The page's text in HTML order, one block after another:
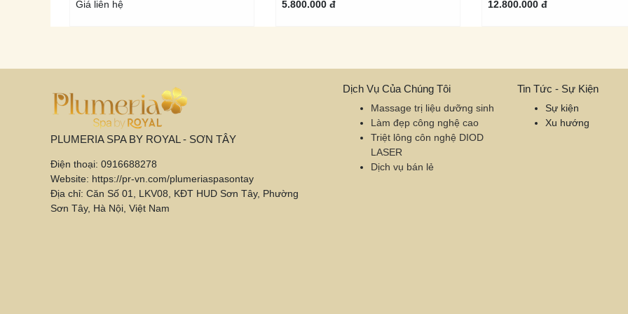
Giá liên hệ
5.800.000 đ
12.800.000 đ
PLUMERIA SPA BY ROYAL - SƠN TÂY
Điện thoại: 0916688278
Website: https://pr-vn.com/plumeriaspasontay
Địa chỉ: Căn Số 01, LKV08, KĐT HUD Sơn Tây, Phường
Sơn Tây, Hà Nội, Việt Nam
Dịch Vụ Của Chúng Tôi
Massage trị liệu dưỡng sinh
Làm đẹp công nghệ cao
Triệt lông côn nghệ DIOD
LASER
Dịch vụ bán lẻ
Tin Tức - Sự Kiện
Sự kiện
Xu hướng